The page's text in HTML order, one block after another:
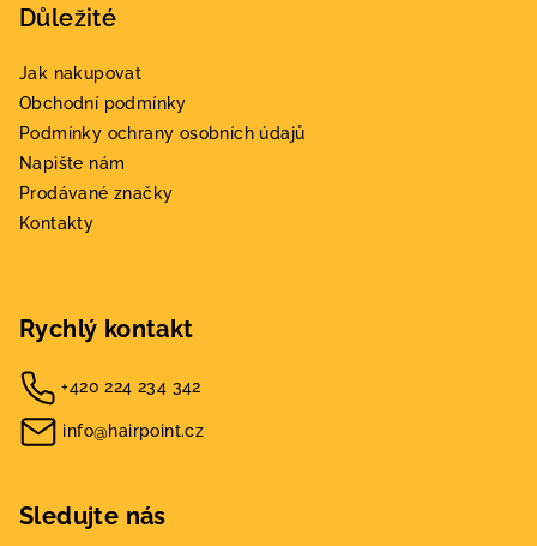
Důležité
Jak nakupovat
Obchodní podmínky
Podmínky ochrany osobních údajů
Napište nám
Prodávané značky
Kontakty
Rychlý kontakt
+420 224 234 342
info@hairpoint.cz
Sledujte nás